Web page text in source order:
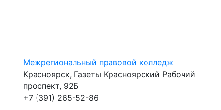
Межрегиональный правовой колледж
Красноярск, Газеты Красноярский Рабочий
проспект, 92Б
+7 (391) 265-52-86